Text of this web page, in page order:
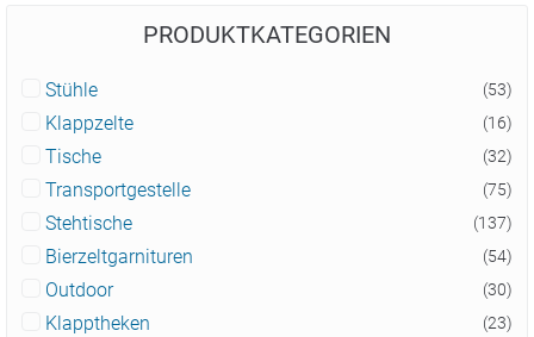
PRODUKTKATEGORIEN
Stühle (53)
Klappzelte (16)
Tische (32)
Transportgestelle (75)
Stehtische (137)
Bierzeltgarnituren (54)
Outdoor (30)
Klapptheken (23)